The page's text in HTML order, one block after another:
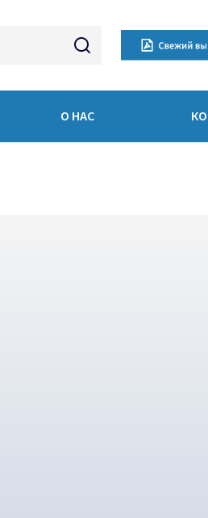
О НАС